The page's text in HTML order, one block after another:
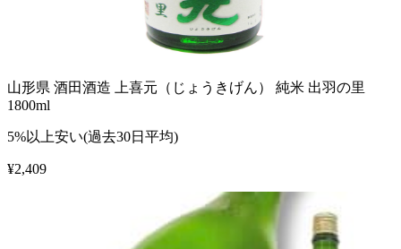
山形県 酒田酒造 上喜元（じょうきげん） 純米 出羽の里
1800ml
5%以上安い(過去30日平均)
¥2,409